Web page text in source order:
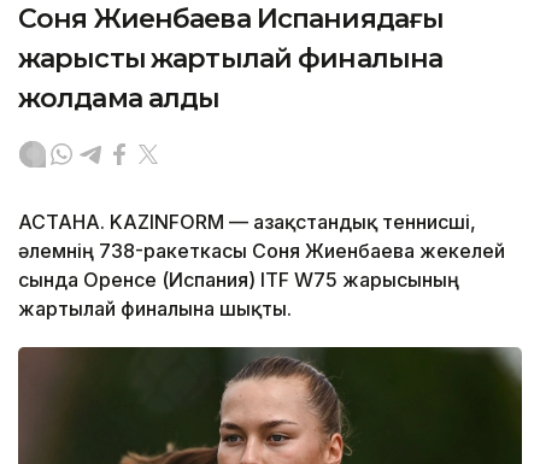
Соня Жиенбаева Испаниядағы
жарыстың жартылай финалына
жолдама алды
АСТАНА. KAZINFORM — Қазақстандық теннисші,
әлемнің 738-ракеткасы Соня Жиенбаева жекелей
сында Оренсе (Испания) ITF W75 жарысының
жартылай финалына шықты.